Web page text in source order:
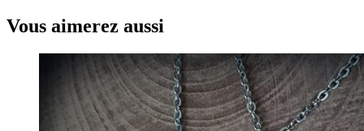
Vous aimerez aussi